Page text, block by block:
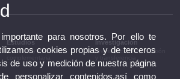
Estudios
Estudios y formación
Investigación
Investigación, innovación
para nosotros. Por ello te
cookies propias y de terceros
de uso y medición de nuestra página
personalizar contenidos,así como